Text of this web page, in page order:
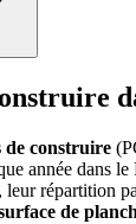
de construire
année dans le
leur répartition
de